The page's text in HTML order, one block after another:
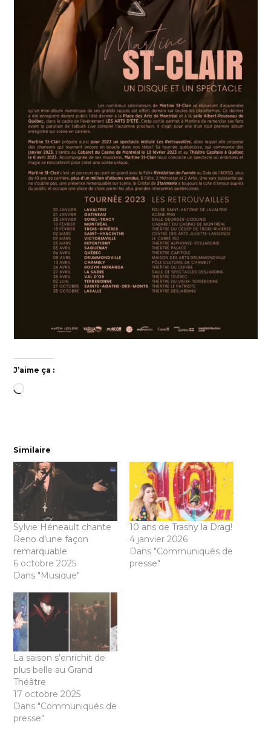
J’aime ça :
Chargement…
Similaire
Sylvie Héneault chante
Reno d’une façon
remarquable
6 octobre 2025
Dans "Musique"
10 ans de Trashy la Drag!
4 janvier 2026
Dans "Communiqués de
presse"
La saison s’enrichit de
plus belle au Grand
Théâtre
17 octobre 2025
Dans "Communiqués de
presse"